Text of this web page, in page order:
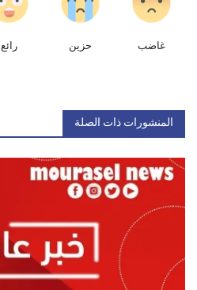
غاضب حزين رائع
المنشورات ذات الصلة